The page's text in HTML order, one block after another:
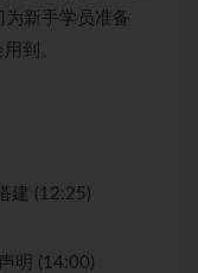
为新手学员准备
到。
建 (12:25)
明 (14:00)